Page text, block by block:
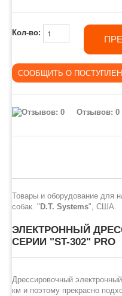
Кол-во:
Отзывов: 0
Товары и оборудование для
собак. " D.T. Systems", США.
ЭЛЕКТРОННЫЙ
СЕРИИ "ST-302" PRO
Дрессировочный
км и поэтому прекрасно